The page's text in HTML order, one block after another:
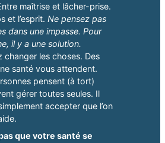
maîtrise et lâcher-prise.
et l’esprit. Ne pensez pas
dans une impasse. Pour
il y a une solution.
changer les choses. Des
santé vous attendent.
pensent (à tort)
gérer toutes seules. Il
accepter que l’on
que votre santé se